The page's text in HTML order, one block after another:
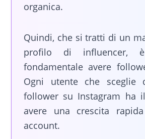
organica.
Quindi, che si tratti di un
profilo di influencer, è
fondamentale avere
Ogni utente che sceglie
follower su Instagram ha
avere una crescita
account.